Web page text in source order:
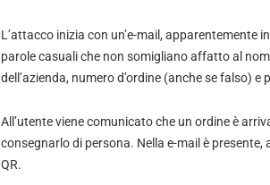
L’attacco inizia con un’e-mail, apparentemente
parole casuali che non somigliano affatto al
dell’azienda, numero d’ordine (anche se falso)
All’utente viene comunicato che un ordine è
consegnarlo di persona. Nella e-mail è presente,
QR.